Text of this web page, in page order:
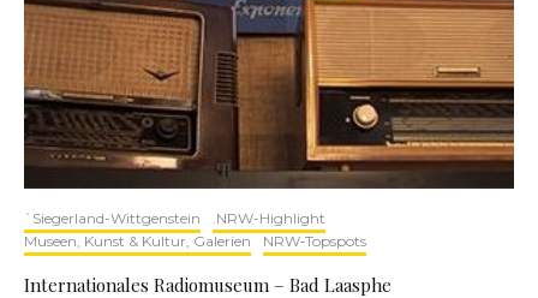
`Siegerland-Wittgenstein
.NRW-Highlight
Museen, Kunst & Kultur, Galerien
NRW‑Topspots
Internationales Radiomuseum – Bad Laasphe